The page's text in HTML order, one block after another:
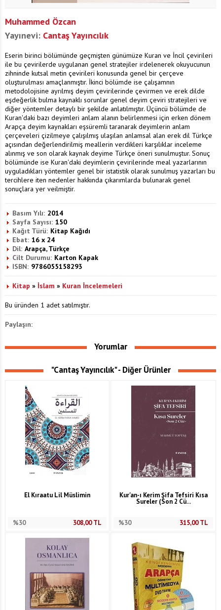
Muhammed Özcan
Yayınevi: Cantaş Yayıncılık
Eserin birinci bölümünde geçmişten günümüze Kuran ve İncil çevirileri
ile bu çevirilerde uygulanan genel stratejiler irdelenerek okuyucunun
zihninde kutsal metin çevirileri konusunda genel bir çerçeve
oluşturulması amaçlanmıştır. İkinci bölümde ise çalışamnın
metodolojisine ayrılmış deyim çevirilerinde çevirmen ve erek dilde
eşdeğerlik bulma kaynaklı sorunlar genel deyim çeviri stratejileri ve
diğer yöntemler detaylı bir şekilde anlatılmıştır. Üçüncü bölümde de
Kuran'daki bazı deyimleri anlam alanın belirlenmesi için erken dönem
Arapça deyim kaynakları eşsüremli taranarak deyimlerin anlam
çerçeveleri çizilmeye çalışılmış ulaşılan anlamsal alan erek dil Türkçe
açısından değerlendirilmiş meallerin verdikleri karşılıklar inceleme
alınmış ve son olarak kaynak deyime Türkçe öneri sunulmuştur. Sonuç
bölümünde ise Kuran'daki deyimlerin çevirilerinde meal yazarlarının
uyguladıkları yöntemler genel bir istatistik olarak sunulmuş yazarları bu
tercihlere iten nedenler hakkında çıkarımlarda bulunarak genel
sonuçlara yer veilmiştir.
Basım Yılı: 2014
Sayfa Sayısı: 150
Kağıt Türü: Kitap Kağıdı
Ebat: 16 x 24
Dil: Arapça, Türkçe
Cilt Durumu: Karton Kapak
ISBN: 9786055158293
Kitap » İslam » Kuran İncelemeleri
Bu üründen 1 adet satılmıştır.
Paylaşın:
Yorumlar
"Cantaş Yayıncılık" - Diğer Ürünler
El Kıraatu Lil Müslimin
%30 308,00TL
Kur'an-ı Kerim Şifa Tefsiri Kısa
Sureler (Son 2 Cü...
%30 315,00TL